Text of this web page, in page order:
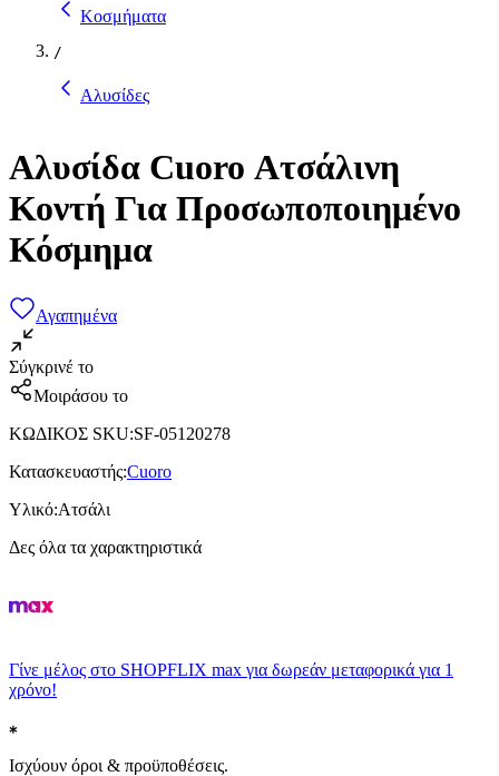
Κοσμήματα
/
Αλυσίδες
Αλυσίδα Cuoro Ατσάλινη
Κοντή Για Προσωποποιημένο
Κόσμημα
Αγαπημένα
Σύγκρινέ το
Μοιράσου το
ΚΩΔΙΚΟΣ SKU:SF-05120278
Κατασκευαστής:Cuoro
Υλικό:Ατσάλι
Δες όλα τα χαρακτηριστικά
Γίνε μέλος στο SHOPFLIX max για δωρεάν μεταφορικά για 1
χρόνο!
Ισχύουν όροι & προϋποθέσεις.